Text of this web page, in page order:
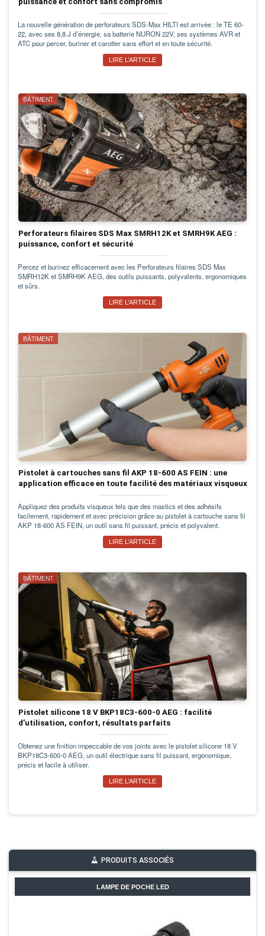
La nouvelle génération de perforateurs SDS-Max HILTI est arrivée : le TE 60-
22, avec ses 8,8 J d’énergie, sa batterie NURON 22V, ses systèmes AVR et
ATC pour percer, buriner et carotter sans effort et en toute sécurité.
LIRE L’ARTICLE
BÂTIMENT
Perforateurs filaires SDS Max SMRH12K et SMRH9K AEG :
puissance, confort et sécurité
Percez et burinez efficacement avec les Perforateurs filaires SDS Max
SMRH12K et SMRH9K AEG, des outils puissants, polyvalents, ergonomiques
et sûrs.
LIRE L’ARTICLE
BÂTIMENT
Pistolet à cartouches sans fil AKP 18-600 AS FEIN : une
application efficace en toute facilité des matériaux visqueux
Appliquez des produits visqueux tels que des mastics et des adhésifs
facilement, rapidement et avec précision grâce au pistolet à cartouche sans fil
AKP 18-600 AS FEIN, un outil sans fil puissant, précis et polyvalent.
LIRE L’ARTICLE
BÂTIMENT
Pistolet silicone 18 V BKP18C3-600-0 AEG : facilité
d’utilisation, confort, résultats parfaits
Obtenez une finition impeccable de vos joints avec le pistolet silicone 18 V
BKP18C3-600-0 AEG, un outil électrique sans fil puissant, ergonomique,
précis et facile à utiliser.
LIRE L’ARTICLE
PRODUITS ASSOCIÉS
LAMPE DE POCHE LED